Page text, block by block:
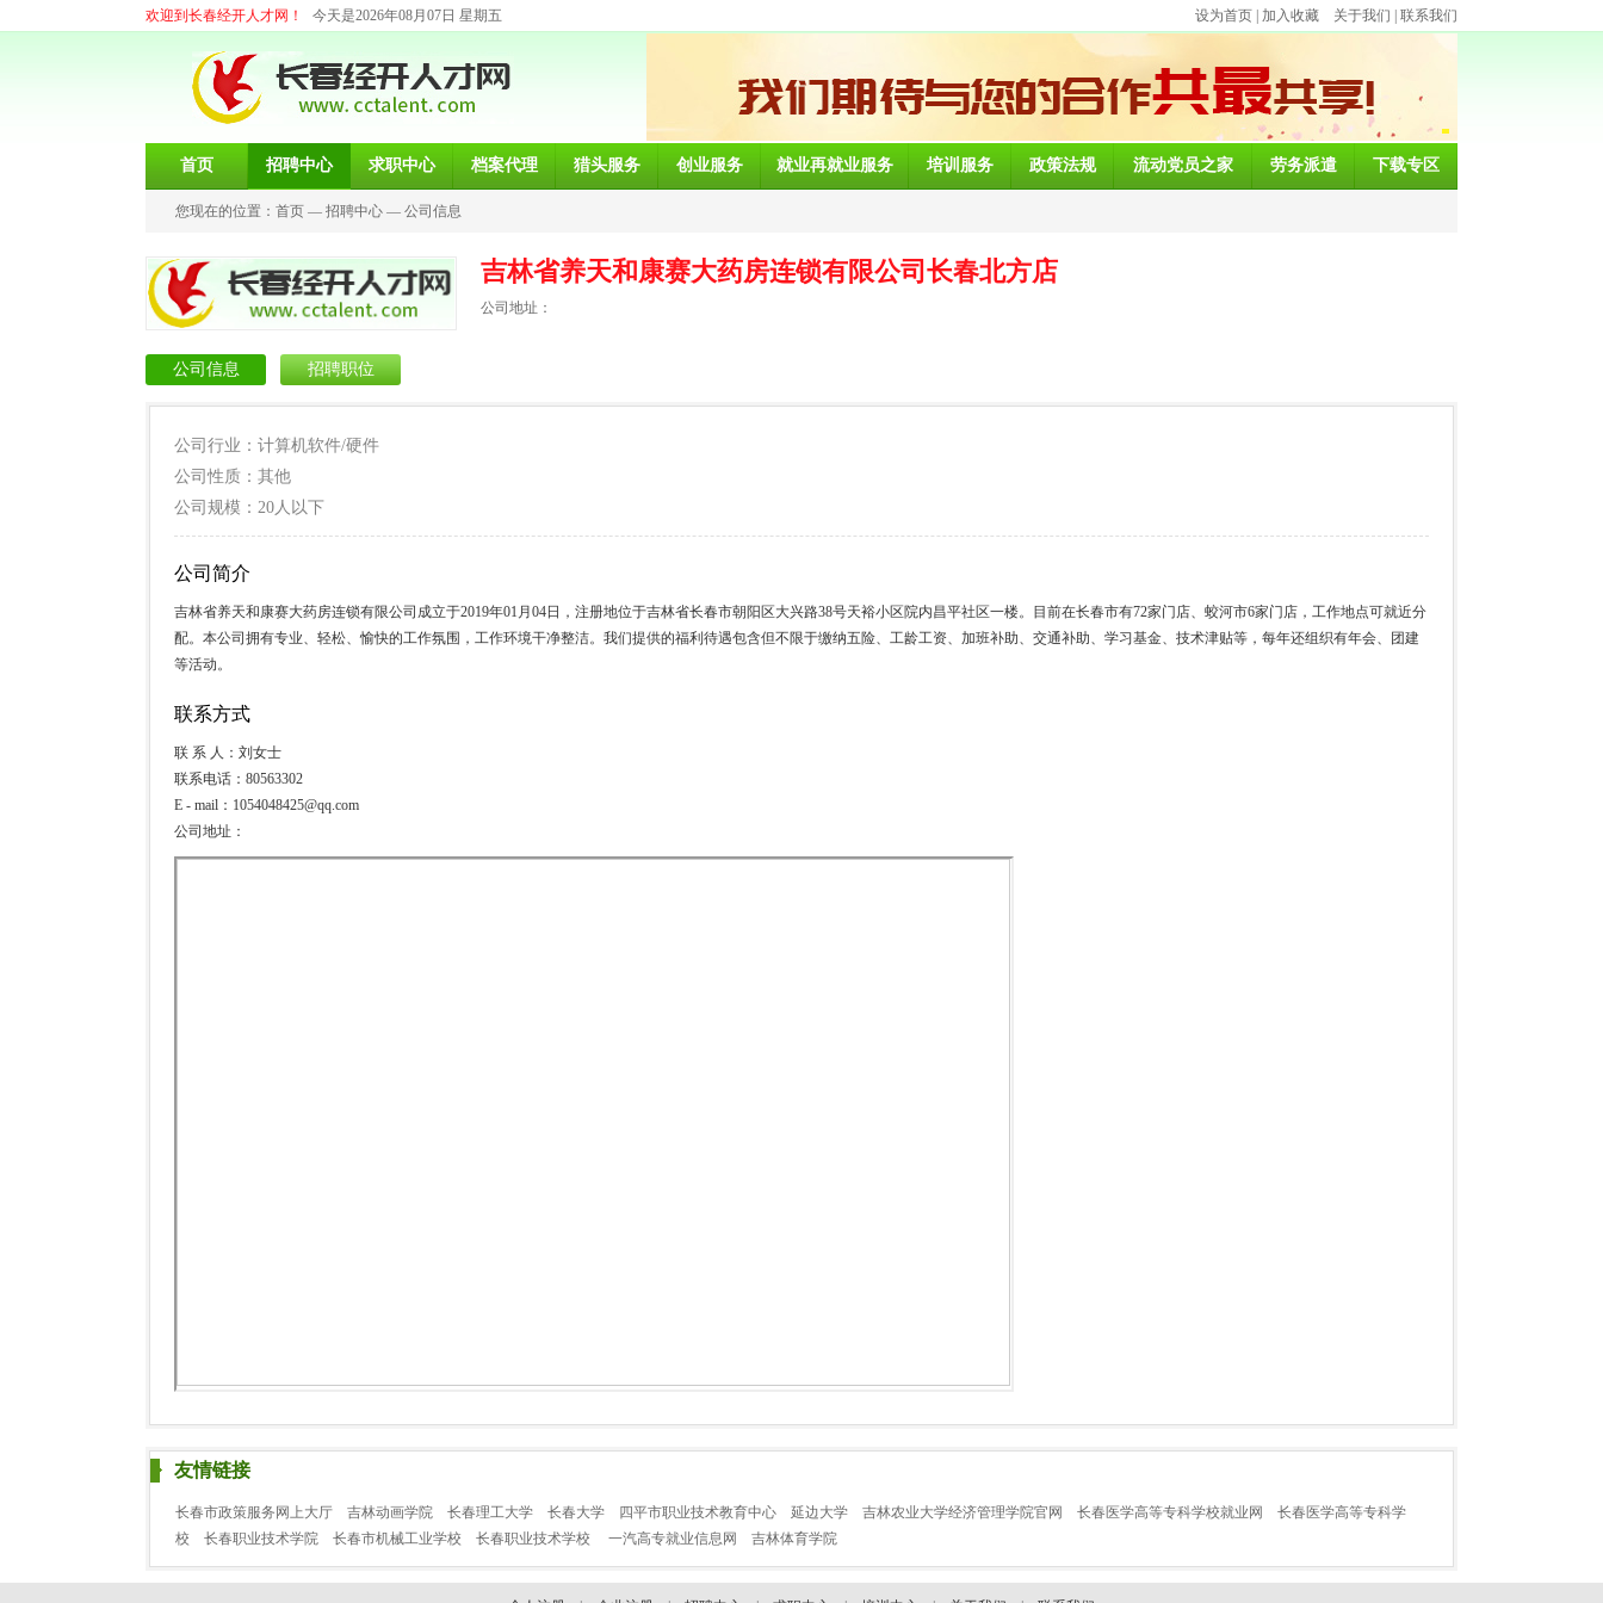
欢迎到长春经开人才网！ 今天是2026年08月07日 星期五 设为首页 加入收藏 关于我们 联系我们
首页 招聘中心 求职中心 档案代理 猎头服务 创业服务 就业再就业服务 培训服务 政策法规 流动党员之家 劳务派遣 下载专区
您现在的位置： 首页 — 招聘中心 — 公司信息
吉林省养天和康赛大药房连锁有限公司长春北方店
公司地址：
公司信息 招聘职位
公司行业：计算机软件/硬件
公司性质：其他
公司规模：20人以下
公司简介
吉林省养天和康赛大药房连锁有限公司成立于2019年01月04日，注册地位于吉林省长春市朝阳区大兴路38号天裕小区院内昌平社区一楼。目前在长春市有72家门店、蛟河市6家门店，工作地点可就近分
配。本公司拥有专业、轻松、愉快的工作氛围，工作环境干净整洁。我们提供的福利待遇包含但不限于缴纳五险、工龄工资、加班补助、交通补助、学习基金、技术津贴等，每年还组织有年会、团建
等活动。
联系方式
联 系 人：刘女士
联系电话：80563302
E - mail：1054048425@qq.com
公司地址：
友情链接
长春市政策服务网上大厅 吉林动画学院 长春理工大学 长春大学 四平市职业技术教育中心 延边大学 吉林农业大学经济管理学院官网 长春医学高等专科学校就业网
长春医学高等专科学
校
长春职业技术学院 长春市机械工业学校 长春职业技术学校 一汽高专就业信息网 吉林体育学院